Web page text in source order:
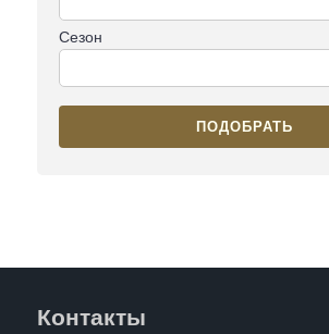
Сезон
ПОДОБРАТЬ
Контакты